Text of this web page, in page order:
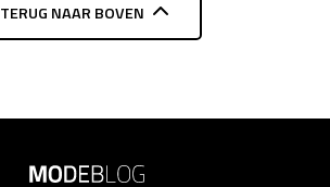
TERUG NAAR BOVEN